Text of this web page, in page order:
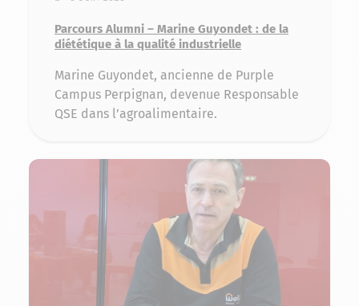
Parcours Alumni – Marine Guyondet : de la
diététique à la qualité industrielle
Marine Guyondet, ancienne de Purple
Campus Perpignan, devenue Responsable
QSE dans l’agroalimentaire.